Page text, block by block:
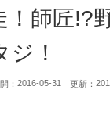
！師匠!?
！
： 2016-05-31 更新：